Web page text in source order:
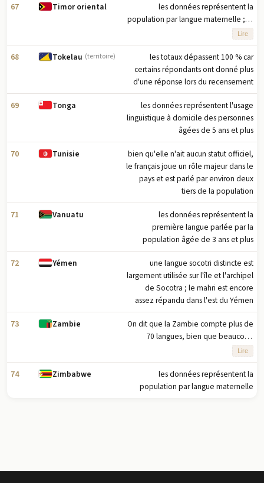
67 Timor oriental
les données représentent la
population par langue maternelle ; le
tétoum et le portugais sont des
langues officielles ; l'indonésien et
l'anglais sont des langues de travail ; il
existe environ 32 langues
autochtones
Lire
68 Tokelau (territoire)
les totaux dépassent 100 % car
certains répondants ont donné plus
d'une réponse lors du recensement
69 Tonga
les données représentent l'usage
linguistique à domicile des personnes
âgées de 5 ans et plus
70 Tunisie
bien qu'elle n'ait aucun statut officiel,
le français joue un rôle majeur dans le
pays et est parlé par environ deux
tiers de la population
71 Vanuatu
les données représentent la
première langue parlée par la
population âgée de 3 ans et plus
72 Yémen
une langue socotri distincte est
largement utilisée sur l'île et l'archipel
de Socotra ; le mahri est encore
assez répandu dans l'est du Yémen
73 Zambie
On dit que la Zambie compte plus de
70 langues, bien que beaucoup
d'entre elles puissent être
considérées comme des dialectes ;
toutes les principales langues de la
Zambie sont membres de la famille
Lire
74 Zimbabwe
les données représentent la
population par langue maternelle